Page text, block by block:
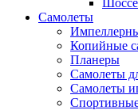
Самолеты
Копийные
Планеры
Самолеты
Самолеты